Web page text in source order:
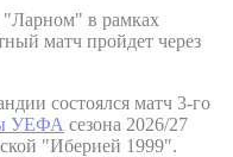
в рамках
матч пройдет через
состоялся матч 3-го
УЕФА сезона 2026/27
"Иберией 1999".